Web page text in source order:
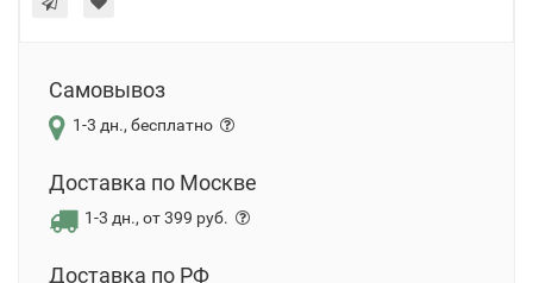
Самовывоз
1-3 дн., бесплатно
Доставка по Москве
1-3 дн., от 399 руб.
Доставка по РФ